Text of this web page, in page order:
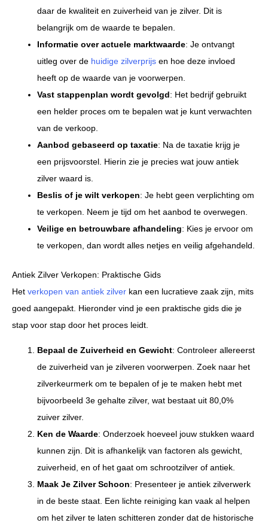
daar de kwaliteit en zuiverheid van je zilver. Dit is
belangrijk om de waarde te bepalen.
Informatie over actuele marktwaarde: Je ontvangt
uitleg over de huidige zilverprijs en hoe deze invloed
heeft op de waarde van je voorwerpen.
Vast stappenplan wordt gevolgd: Het bedrijf gebruikt
een helder proces om te bepalen wat je kunt verwachten
van de verkoop.
Aanbod gebaseerd op taxatie: Na de taxatie krijg je
een prijsvoorstel. Hierin zie je precies wat jouw antiek
zilver waard is.
Beslis of je wilt verkopen: Je hebt geen verplichting om
te verkopen. Neem je tijd om het aanbod te overwegen.
Veilige en betrouwbare afhandeling: Kies je ervoor om
te verkopen, dan wordt alles netjes en veilig afgehandeld.
Antiek Zilver Verkopen: Praktische Gids
Het verkopen van antiek zilver kan een lucratieve zaak zijn, mits
goed aangepakt. Hieronder vind je een praktische gids die je
stap voor stap door het proces leidt.
Bepaal de Zuiverheid en Gewicht: Controleer allereerst
de zuiverheid van je zilveren voorwerpen. Zoek naar het
zilverkeurmerk om te bepalen of je te maken hebt met
bijvoorbeeld 3e gehalte zilver, wat bestaat uit 80,0%
zuiver zilver.
Ken de Waarde: Onderzoek hoeveel jouw stukken waard
kunnen zijn. Dit is afhankelijk van factoren als gewicht,
zuiverheid, en of het gaat om schrootzilver of antiek.
Maak Je Zilver Schoon: Presenteer je antiek zilverwerk
in de beste staat. Een lichte reiniging kan vaak al helpen
om het zilver te laten schitteren zonder dat de historische